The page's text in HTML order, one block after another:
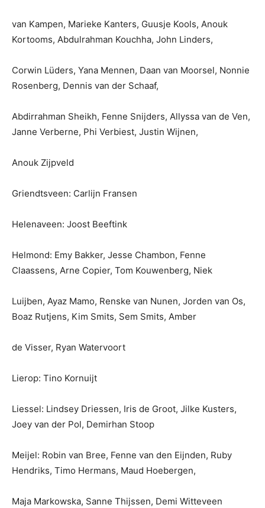
van Kampen, Marieke Kanters, Guusje Kools, Anouk
Kortooms, Abdulrahman Kouchha, John Linders,
Corwin Lüders, Yana Mennen, Daan van Moorsel, Nonnie
Rosenberg, Dennis van der Schaaf,
Abdirrahman Sheikh, Fenne Snijders, Allyssa van de Ven,
Janne Verberne, Phi Verbiest, Justin Wijnen,
Anouk Zijpveld
Griendtsveen: Carlijn Fransen
Helenaveen: Joost Beeftink
Helmond: Emy Bakker, Jesse Chambon, Fenne
Claassens, Arne Copier, Tom Kouwenberg, Niek
Luijben, Ayaz Mamo, Renske van Nunen, Jorden van Os,
Boaz Rutjens, Kim Smits, Sem Smits, Amber
de Visser, Ryan Watervoort
Lierop: Tino Kornuijt
Liessel: Lindsey Driessen, Iris de Groot, Jilke Kusters,
Joey van der Pol, Demirhan Stoop
Meijel: Robin van Bree, Fenne van den Eijnden, Ruby
Hendriks, Timo Hermans, Maud Hoebergen,
Maja Markowska, Sanne Thijssen, Demi Witteveen